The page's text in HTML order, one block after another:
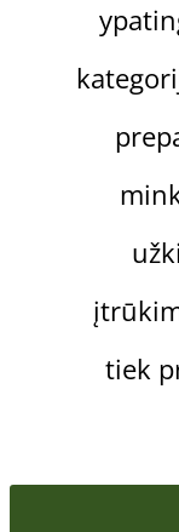
tiek